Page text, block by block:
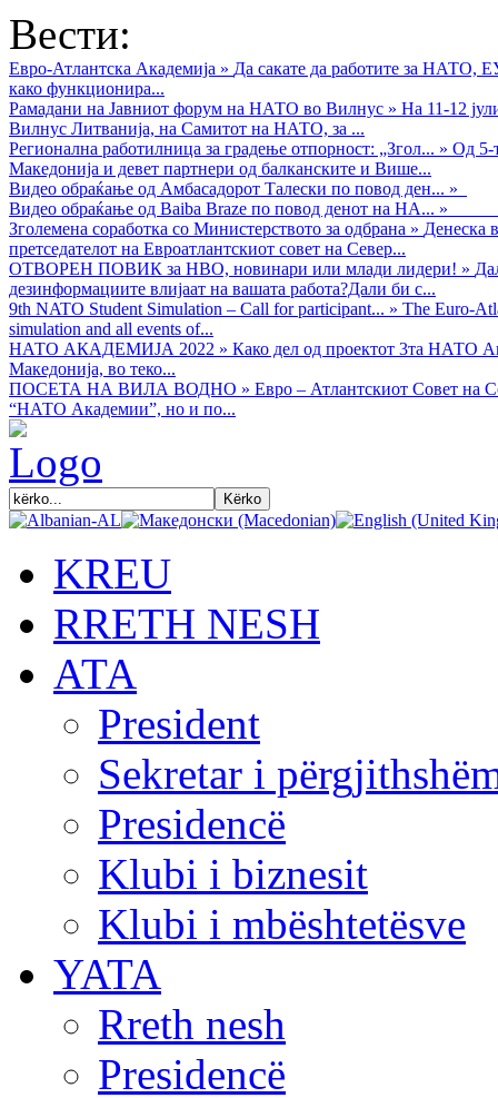
Вести:
Евро-Атлантска Академија » Да сакате да работите за НАТО,
како функционира...
Рамадани на Јавниот форум на НАТО во Вилнус » На 11-12
Вилнус Литванија, на Самитот на НАТО, за ...
Регионална работилница за градење отпорност: „Згол... » Од 5-
Македонија и девет партнери од балканските и Више...
Видео обраќањe од Амбасадорот Талески по повод ден... »
Видео обраќање од Baiba Braze по повод денот на НА... »
Зголемена соработка со Министерството за одбрана » Денеска
претседателот на Евроатлантскиот совет на Север...
ОТВОРЕН ПОВИК за НВО, новинари или млади лидери! »
дезинформациите влијаат на вашата работа?Дали би с...
9th NATO Student Simulation – Call for participant... » The Euro-
simulation and all events of...
НАТО АКАДЕМИЈА 2022 » Како дел од проектот 3та НАТО
Македонија, во теко...
ПОСЕТА НА ВИЛА ВОДНО » Евро – Атлантскиот Совет на
“НАТО Академии”, но и по...
KREU
RRETH NESH
АТА
President
Sekretar i
Presidencë
Klubi i biznesit
Klubi i mbështetësve
YATA
Rreth nesh
Presidencë